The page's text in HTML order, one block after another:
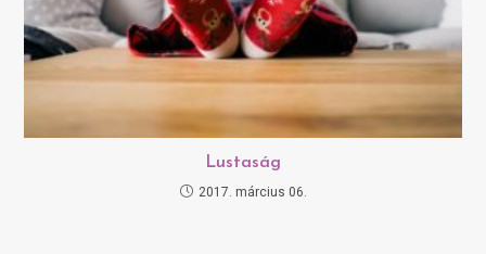
Lustaság
2017. március 06.